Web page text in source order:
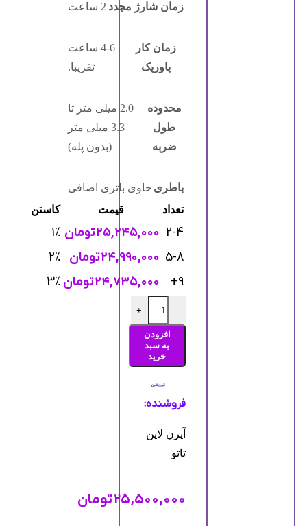
زمان شارژ مجدد 2 ساعت
زمان کار
پاورپک
4-6 ساعت
تقریبا.
محدوده
طول
ضربه
2.0 میلی متر تا
3.3 میلی متر
(بدون پله)
باطری حاوی باتری اضافی
تعداد
قیمت کاستن
2-4 ۲۵,۲۴۵,۰۰۰تومان 1%
5-8 ۲۴,۹۹۰,۰۰۰تومان
2%
9+
۲۴,۷۳۵,۰۰۰تومان 3%
-
+
افزودن
به سبد
خرید
۲۵,۵۰۰,۰۰۰تومان
فروشنده:
آیرن لاین
تاتو